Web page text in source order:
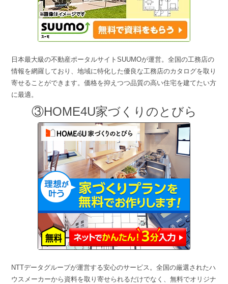
日本最大級の不動産ポータルサイトSUUMOが運営。全国の工務店の
情報を網羅しており、地域に特化した優良な工務店のカタログを取り
寄せることができます。価格を抑えつつ品質の高い住宅を建てたい方
に最適。
③HOME4U家づくりのとびら
NTTデータグループが運営する安心のサービス。全国の厳選されたハ
ウスメーカーから資料を取り寄せられるだけでなく、無料でオリジナ